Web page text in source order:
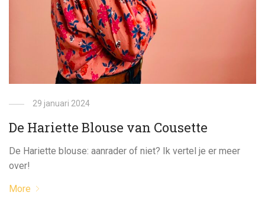
29 januari 2024
De Hariette Blouse van Cousette
De Hariette blouse: aanrader of niet? Ik vertel je er meer
over!
More